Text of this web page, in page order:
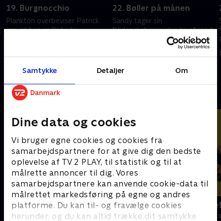
Samtykke Detaljer Om
Dine data og cookies
Vi bruger egne cookies og cookies fra
samarbejdspartnere for at give dig den bedste
oplevelse af TV 2 PLAY, til statistik og til at
målrette annoncer til dig. Vores
samarbejdspartnere kan anvende cookie-data til
målrettet markedsføring på egne og andres
platforme. Du kan til- og fravælge cookies
herunder, og du kan altid trække dit samtykke
19. Burgnocchio
Plankton overbeviser Patrick
om, at han er Patricks
22. Bøller på månen
Sandy tager sin
"Videnskabsspejder-trup" med
på en tur til det ydre rum for at
Andre så også
F for får
Børneserier • 5 sæsoner
Spørg
Børneserier • 1